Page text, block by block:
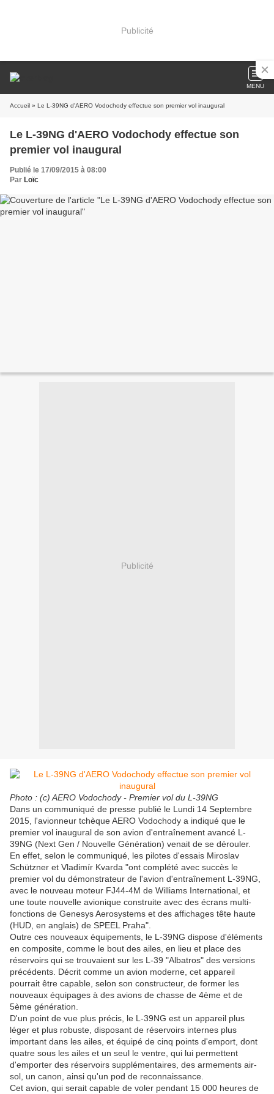
Publicité
MENU
Accueil » Le L-39NG d'AERO Vodochody effectue son premier vol inaugural
Le L-39NG d'AERO Vodochody effectue son
premier vol inaugural
Publié le 17/09/2015 à 08:00
Par Loïc
Publicité
Photo : (c) AERO Vodochody - Premier vol du L-39NG
Dans un communiqué de presse publié le Lundi 14 Septembre
2015, l'avionneur tchèque AERO Vodochody a indiqué que le
premier vol inaugural de son avion d'entraînement avancé L-
39NG (Next Gen / Nouvelle Génération) venait de se dérouler.
En effet, selon le communiqué, les pilotes d'essais Miroslav
Schützner et Vladimír Kvarda "ont complété avec succès le
premier vol du démonstrateur de l'avion d'entraînement L-39NG,
avec le nouveau moteur FJ44-4M de Williams International, et
une toute nouvelle avionique construite avec des écrans multi-
fonctions de Genesys Aerosystems et des affichages tête haute
(HUD, en anglais) de SPEEL Praha".
Outre ces nouveaux équipements, le L-39NG dispose d'éléments
en composite, comme le bout des ailes, en lieu et place des
réservoirs qui se trouvaient sur les L-39 "Albatros" des versions
précédents. Décrit comme un avion moderne, cet appareil
pourrait être capable, selon son constructeur, de former les
nouveaux équipages à des avions de chasse de 4ème et de
5ème génération.
D'un point de vue plus précis, le L-39NG est un appareil plus
léger et plus robuste, disposant de réservoirs internes plus
important dans les ailes, et équipé de cinq points d'emport, dont
quatre sous les ailes et un seul le ventre, qui lui permettent
d'emporter des réservoirs supplémentaires, des armements air-
sol, un canon, ainsi qu'un pod de reconnaissance.
Cet avion, qui serait capable de voler pendant 15 000 heures de